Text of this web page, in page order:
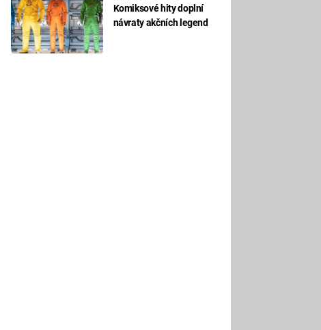
Komiksové hity doplní
návraty akčních legend